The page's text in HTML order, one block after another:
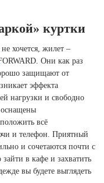
куртки
хочется, жилет –
Они как раз
защищают от
эффекта
нагрузки и свободно
оснащены
всё
и телефон. Приятный
и сочетаются почти с
в кафе и захватить
вы будете выглядеть